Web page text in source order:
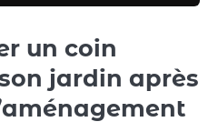
un coin
jardin après